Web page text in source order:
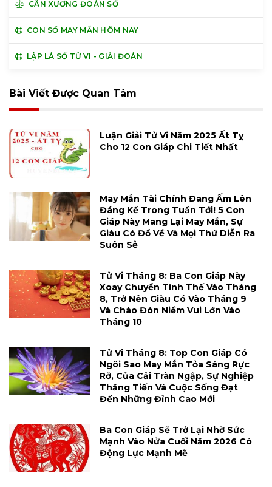
CÂN XƯƠNG ĐOÁN SỐ
CON SỐ MAY MẮN HÔM NAY
LẬP LÁ SỐ TỬ VI - GIẢI ĐOÁN
Bài Viết Được Quan Tâm
Luận Giải Tử Vi Năm 2025 Ất Tỵ
Cho 12 Con Giáp Chi Tiết Nhất
May Mắn Tài Chính Đang Ấm Lên
Đáng Kể Trong Tuần Tới! 5 Con
Giáp Này Mang Lại May Mắn, Sự
Giàu Có Đổ Về Và Mọi Thứ Diễn Ra
Suôn Sẻ
Tử Vi Tháng 8: Ba Con Giáp Này
Xoay Chuyển Tình Thế Vào Tháng
8, Trở Nên Giàu Có Vào Tháng 9
Và Chào Đón Niềm Vui Lớn Vào
Tháng 10
Tử Vi Tháng 8: Top Con Giáp Có
Ngôi Sao May Mắn Tỏa Sáng Rực
Rỡ, Của Cải Tràn Ngập, Sự Nghiệp
Thăng Tiến Và Cuộc Sống Đạt
Đến Những Đỉnh Cao Mới
Ba Con Giáp Sẽ Trở Lại Nhờ Sức
Mạnh Vào Nửa Cuối Năm 2026 Có
Động Lực Mạnh Mẽ